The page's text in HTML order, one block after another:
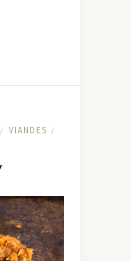
/ VIANDES /